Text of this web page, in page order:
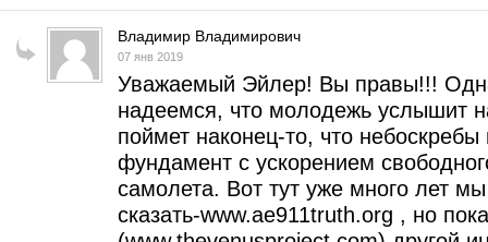
Владимир Владимирович
07 янв 2019
Уважаемый Эйлер! Вы правы!!!
надеемся, что молодежь услышит
поймет наконец-то, что
фундамент с ускорением
самолета. Вот тут уже много лет
сказать-www.ae911truth.org , но